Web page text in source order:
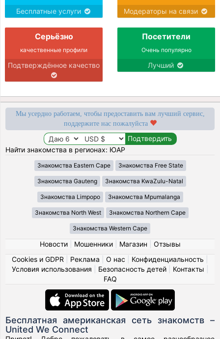
Бесплатные услуги Модераторы на связи
Серьёзно
качественные профили
Подтверждённое качество
Посетители
Очень популярно
Лучший
Мы усердно работаем, чтобы предоставить вам лучший сервис,
поддержите нас пожалуйста
Найти знакомства в регионах: ЮАР
Знакомства Eastern Cape Знакомства Free State
Знакомства Gauteng Знакомства KwaZulu-Natal
Знакомства Limpopo Знакомства Mpumalanga
Знакомства North West Знакомства Northern Cape
Знакомства Western Cape
Новости| Мошенники| Магазин
Отзывы
Cookies и GDPR
Реклама О нас Конфиденциальность
Условия использования
Безопасность детей| Контакты
FAQ
Бесплатная американская сеть знакомств –
United We Connect